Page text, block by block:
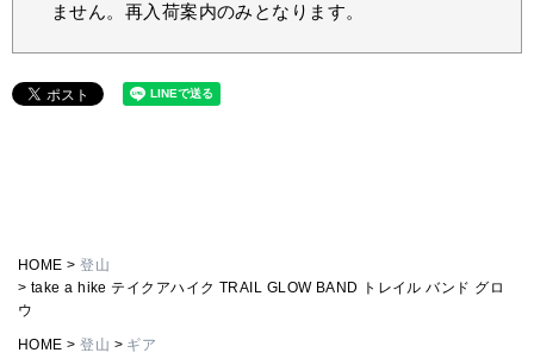
ません。再入荷案内のみとなります。
HOME
登山
take a hike テイクアハイク TRAIL GLOW BAND トレイル バンド グロ
ウ
HOME 登山 ギア